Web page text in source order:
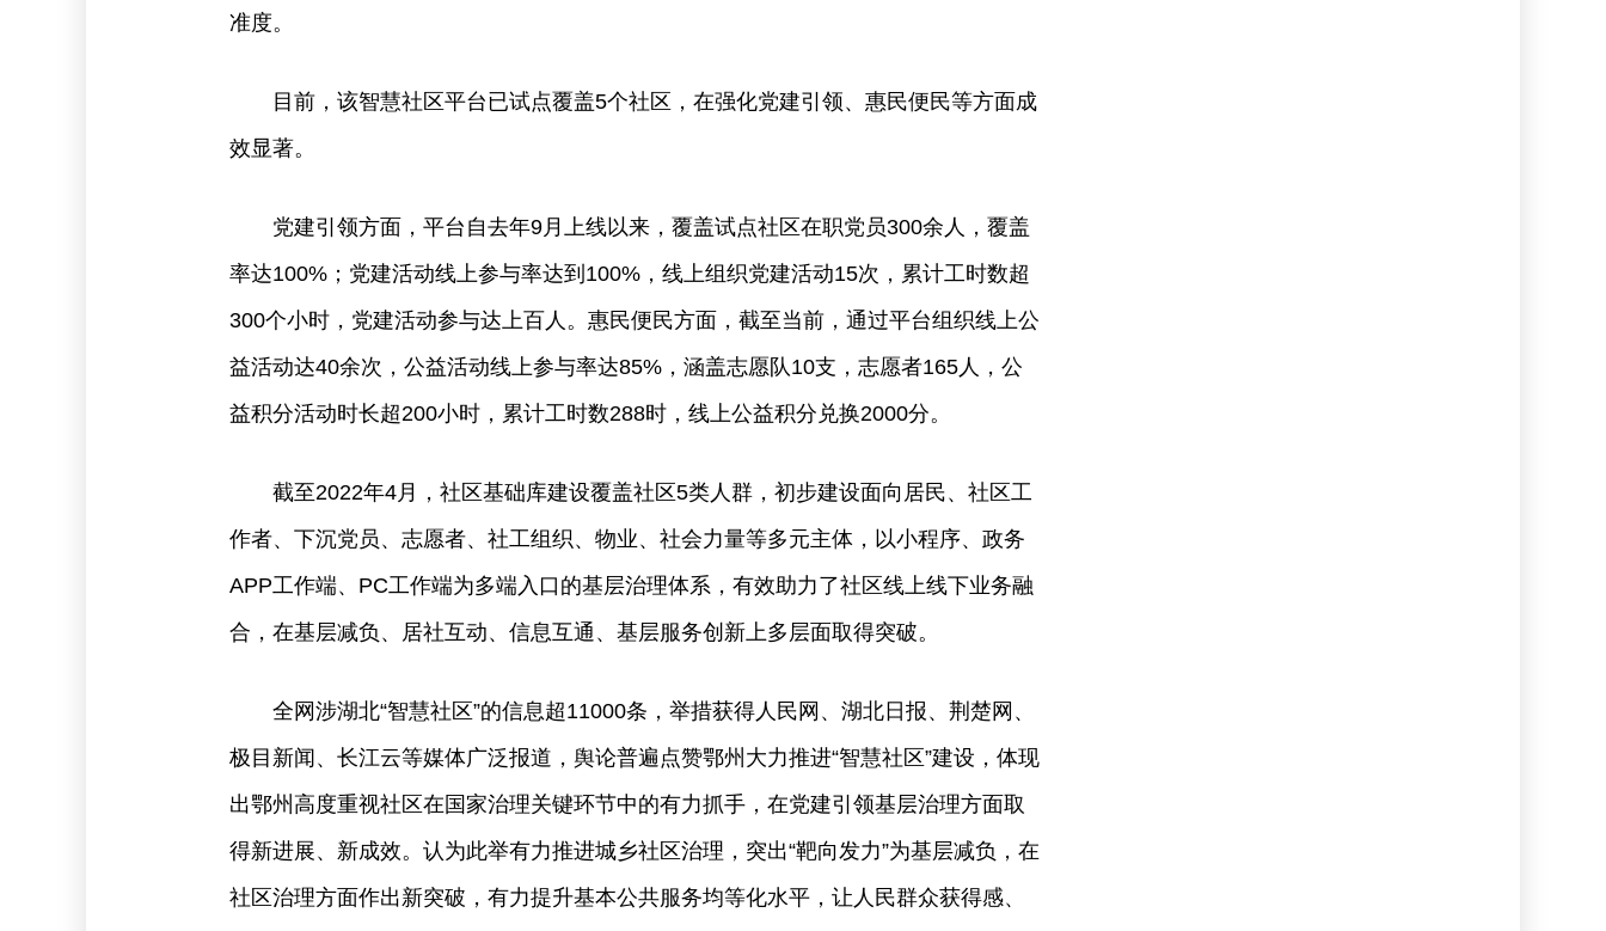
准度。
目前，该智慧社区平台已试点覆盖5个社区，在强化党建引领、惠民便民等方面成
效显著。
党建引领方面，平台自去年9月上线以来，覆盖试点社区在职党员300余人，覆盖
率达100%；党建活动线上参与率达到100%，线上组织党建活动15次，累计工时数超
300个小时，党建活动参与达上百人。惠民便民方面，截至当前，通过平台组织线上公
益活动达40余次，公益活动线上参与率达85%，涵盖志愿队10支，志愿者165人，公
益积分活动时长超200小时，累计工时数288时，线上公益积分兑换2000分。
截至2022年4月，社区基础库建设覆盖社区5类人群，初步建设面向居民、社区工
作者、下沉党员、志愿者、社工组织、物业、社会力量等多元主体，以小程序、政务
APP工作端、PC工作端为多端入口的基层治理体系，有效助力了社区线上线下业务融
合，在基层减负、居社互动、信息互通、基层服务创新上多层面取得突破。
全网涉湖北“智慧社区”的信息超11000条，举措获得人民网、湖北日报、荆楚网、
极目新闻、长江云等媒体广泛报道，舆论普遍点赞鄂州大力推进“智慧社区”建设，体现
出鄂州高度重视社区在国家治理关键环节中的有力抓手，在党建引领基层治理方面取
得新进展、新成效。认为此举有力推进城乡社区治理，突出“靶向发力”为基层减负，在
社区治理方面作出新突破，有力提升基本公共服务均等化水平，让人民群众获得感、